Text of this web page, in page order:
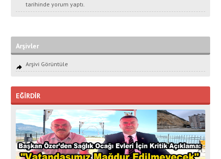
tarihinde yorum yaptı.
Arşivler
Arşivi Görüntüle
EĞİRDİR